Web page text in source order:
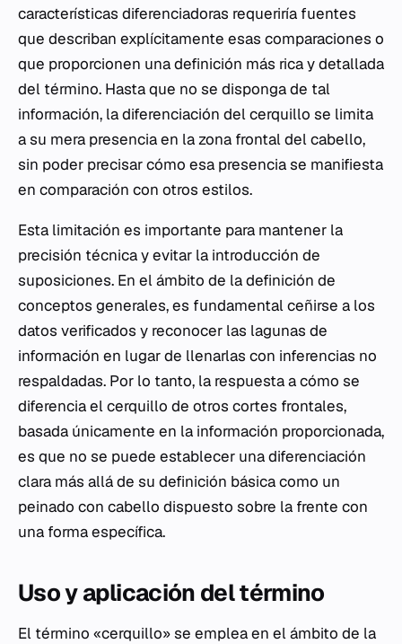
características diferenciadoras requeriría fuentes
que describan explícitamente esas comparaciones o
que proporcionen una definición más rica y detallada
del término. Hasta que no se disponga de tal
información, la diferenciación del cerquillo se limita
a su mera presencia en la zona frontal del cabello,
sin poder precisar cómo esa presencia se manifiesta
en comparación con otros estilos.
Esta limitación es importante para mantener la
precisión técnica y evitar la introducción de
suposiciones. En el ámbito de la definición de
conceptos generales, es fundamental ceñirse a los
datos verificados y reconocer las lagunas de
información en lugar de llenarlas con inferencias no
respaldadas. Por lo tanto, la respuesta a cómo se
diferencia el cerquillo de otros cortes frontales,
basada únicamente en la información proporcionada,
es que no se puede establecer una diferenciación
clara más allá de su definición básica como un
peinado con cabello dispuesto sobre la frente con
una forma específica.
Uso y aplicación del término
El término «cerquillo» se emplea en el ámbito de la